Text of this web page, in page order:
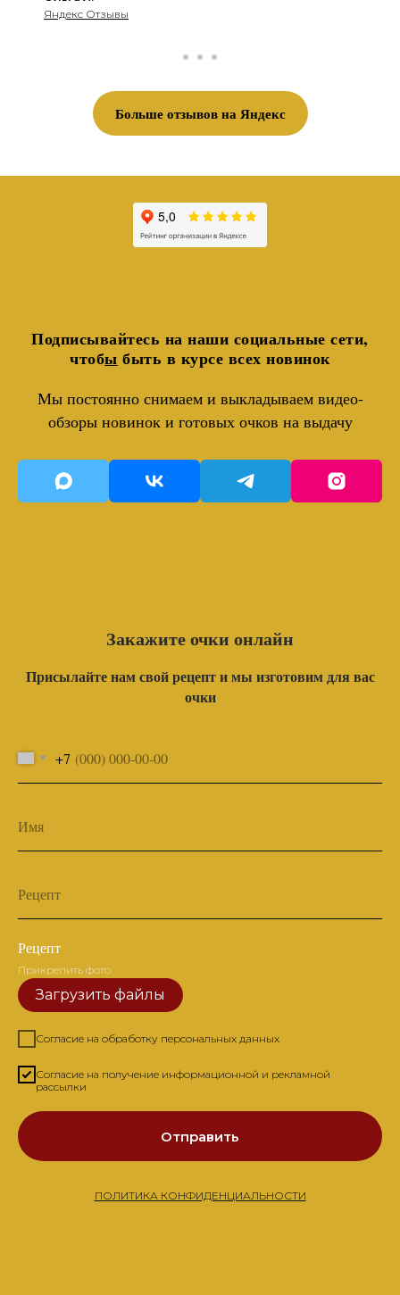
Яндекс Отзывы
Больше отзывов на Яндекс
Подписывайтесь на наши социальные сети,
чтобы быть в курсе всех новинок
Мы постоянно снимаем и выкладываем видео-
обзоры новинок и готовых очков на выдачу
Закажите очки онлайн
Присылайте нам свой рецепт и мы изготовим для вас
очки
+7
Имя
Рецепт
Рецепт
Прикрепить фото
Загрузить файлы
Согласие на обработку персональных данных
Согласие на получение информационной и рекламной
рассылки
Отправить
ПОЛИТИКА КОНФИДЕНЦИАЛЬНОСТИ